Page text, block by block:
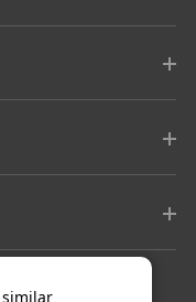
similar